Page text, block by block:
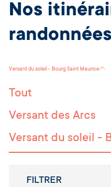
Nos
randonnées
Versant du soleil - Bourg Saint Maurice
Tout
Versant des Arcs
Versant du soleil -
FILTRER